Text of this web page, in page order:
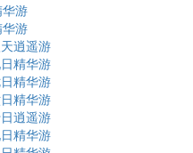
游
游
逍遥游
精华游
精华游
精华游
逍遥游
精华游